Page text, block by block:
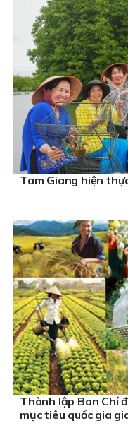
Tam Giang hiện
Thành lập Ban Chỉ
mục tiêu quốc gia